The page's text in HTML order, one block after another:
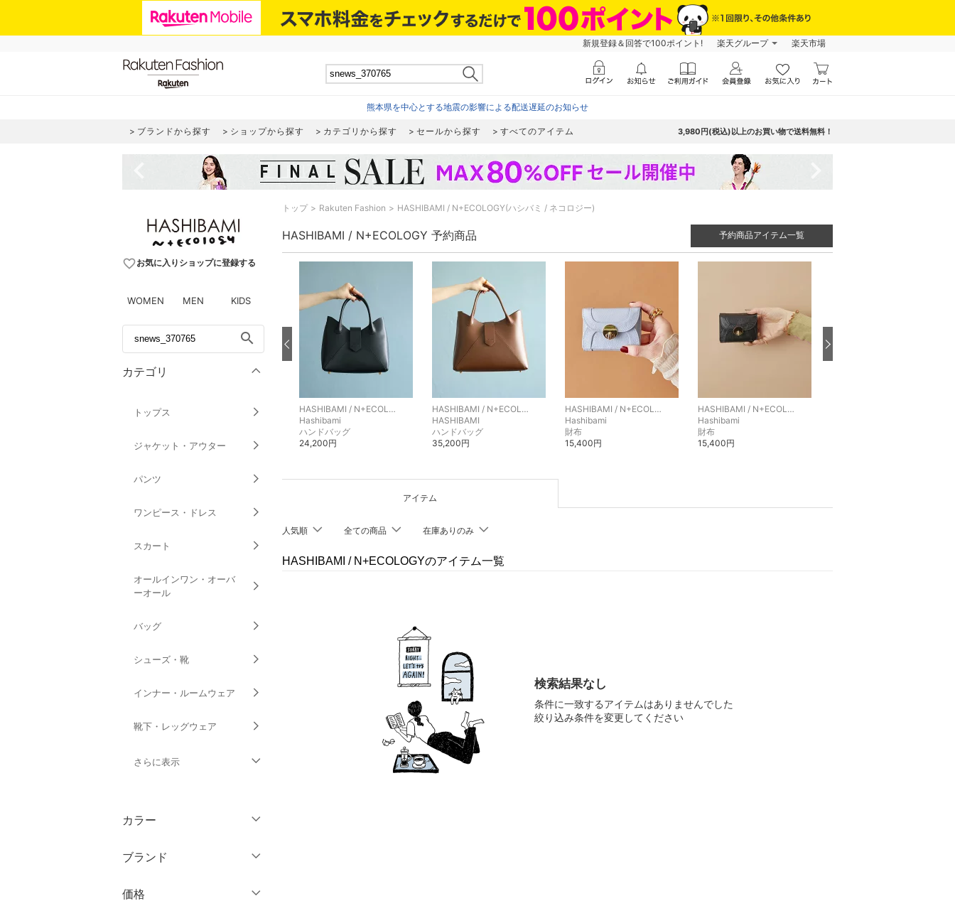
新規登録＆回答で100ポイント! 楽天グループ 楽天市場
熊本県を中心とする地震の影響による配送遅延のお知らせ
ブランドから探す ショップから探す カテゴリから探す セールから探す すべてのアイテム 3,980円(税込)以上のお買い物で送料無料！
favorite_borderお気に入りショップに登録する
WOMEN MEN KIDS
search
カテゴリ
トップス
ジャケット・アウター
パンツ
ワンピース・ドレス
スカート
オールインワン・オーバ
ーオール
バッグ
シューズ・靴
インナー・ルームウェア
靴下・レッグウェア
さらに表示
アクセサリー・腕時計
財布・ポーチ・ケース
帽子
カラー
ブランド
価格
トップ Rakuten Fashion HASHIBAMI / N+ECOLOGY(ハシバミ / ネコロジー)
HASHIBAMI / N+ECOLOGY 予約商品 予約商品アイテム一覧
HASHIBAMI / N+ECOLOGY
12,100円
HASHIBAMI / N+ECOLOGY
Hashibami
ハンドバッグ
24,200円
HASHIBAMI / N+ECOLOGY
HASHIBAMI
ハンドバッグ
35,200円
HASHIBAMI / N+ECOLOGY
Hashibami
財布
15,400円
HASHIBAMI / N+ECOLOGY
Hashibami
財布
15,400円
アイテム
人気順 全ての商品 在庫ありのみ
HASHIBAMI / N+ECOLOGYのアイテム一覧
検索結果なし
条件に一致するアイテムはありませんでした
絞り込み条件を変更してください